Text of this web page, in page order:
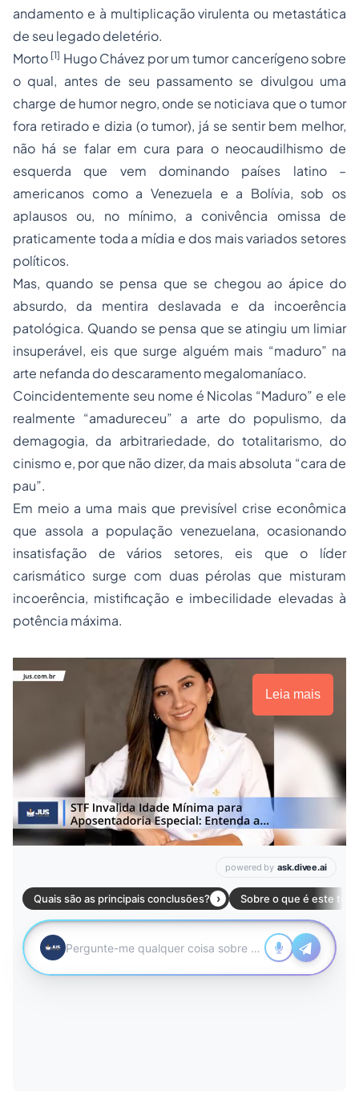
andamento e à multiplicação virulenta ou metastática
de seu legado deletério.
Morto [1] Hugo Chávez por um tumor cancerígeno sobre
o qual, antes de seu passamento se divulgou uma
charge de humor negro, onde se noticiava que o tumor
fora retirado e dizia (o tumor), já se sentir bem melhor,
não há se falar em cura para o neocaudilhismo de
esquerda que vem dominando países latino –
americanos como a Venezuela e a Bolívia, sob os
aplausos ou, no mínimo, a conivência omissa de
praticamente toda a mídia e dos mais variados setores
políticos.
Mas, quando se pensa que se chegou ao ápice do
absurdo, da mentira deslavada e da incoerência
patológica. Quando se pensa que se atingiu um limiar
insuperável, eis que surge alguém mais “maduro” na
arte nefanda do descaramento megalomaníaco.
Coincidentemente seu nome é Nicolas “Maduro” e ele
realmente “amadureceu” a arte do populismo, da
demagogia, da arbitrariedade, do totalitarismo, do
cinismo e, por que não dizer, da mais absoluta “cara de
pau”.
Em meio a uma mais que previsível crise econômica
que assola a população venezuelana, ocasionando
insatisfação de vários setores, eis que o líder
carismático surge com duas pérolas que misturam
incoerência, mistificação e imbecilidade elevadas à
potência máxima.
Leia mais